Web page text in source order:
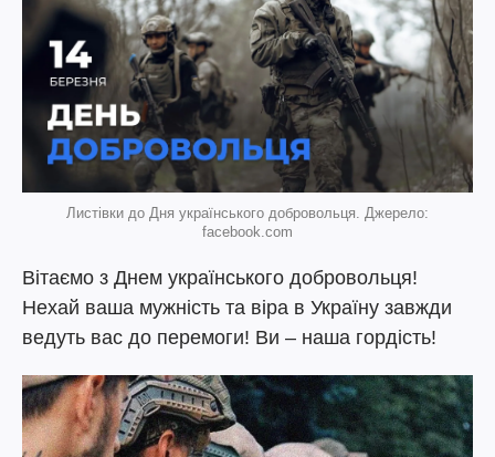
Листівки до Дня українського добровольця. Джерело:
facebook.com
Вітаємо з Днем українського добровольця!
Нехай ваша мужність та віра в Україну завжди
ведуть вас до перемоги! Ви – наша гордість!